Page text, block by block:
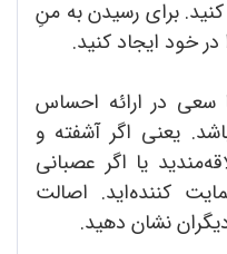
برای رسیدن به منِ
خود ایجاد کنید.
در ارائه احساس
یعنی اگر آشفته و
یا اگر عصبانی
کننده‌اید. اصالت
نشان دهید.